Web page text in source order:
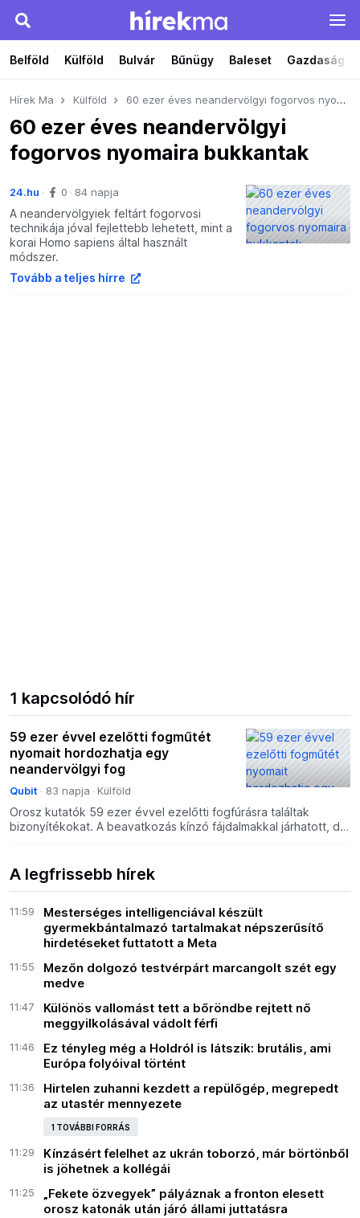
Belföld Külföld Bulvár Bűnügy Baleset Gazdaság
Hírek Ma Külföld 60 ezer éves neandervölgyi fogorvos nyomaira bukkantak
60 ezer éves neandervölgyi
fogorvos nyomaira bukkantak
24.hu 0 84 napja
A neandervölgyiek feltárt fogorvosi
technikája jóval fejlettebb lehetett, mint a
korai Homo sapiens által használt
módszer.
Tovább a teljes hírre
1 kapcsolódó hír
59 ezer évvel ezelőtti fogműtét
nyomait hordozhatja egy
neandervölgyi fog
Qubit 83 napja Külföld
Orosz kutatók 59 ezer évvel ezelőtti fogfúrásra találtak
bizonyítékokat. A beavatkozás kínzó fájdalmakkal járhatott, de
A legfrissebb hírek
11:59
Mesterséges intelligenciával készült
gyermekbántalmazó tartalmakat népszerűsítő
hirdetéseket futtatott a Meta
11:55
Mezőn dolgozó testvérpárt marcangolt szét egy
medve
11:47
Különös vallomást tett a bőröndbe rejtett nő
meggyilkolásával vádolt férfi
11:46
Ez tényleg még a Holdról is látszik: brutális, ami
Európa folyóival történt
11:36
Hirtelen zuhanni kezdett a repülőgép, megrepedt
az utastér mennyezete
1 TOVÁBBI FORRÁS
11:29
Kínzásért felelhet az ukrán toborzó, már börtönből
is jöhetnek a kollégái
11:25
„Fekete özvegyek” pályáznak a fronton elesett
orosz katonák után járó állami juttatásra